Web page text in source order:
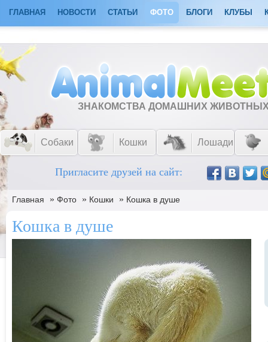
ГЛАВНАЯ НОВОСТИ СТАТЬИ ФОТО БЛОГИ КЛУБЫ
ЗНАКОМСТВА ДОМАШНИХ
Собаки Кошки Лошади
Пригласите друзей на сайт:
Главная » Фото » Кошки » Кошка в душе
Кошка в душе